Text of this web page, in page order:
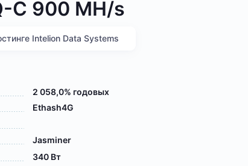
C 900 MH/s
Intelion Data Systems
2 058,0% годовых
Ethash4G
Jasminer
340 Вт